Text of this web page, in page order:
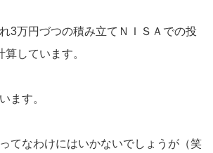
3万円づつの積み立てＮＩＳＡでの投
しています。
ます。
てなわけにはいかないでしょうが（笑